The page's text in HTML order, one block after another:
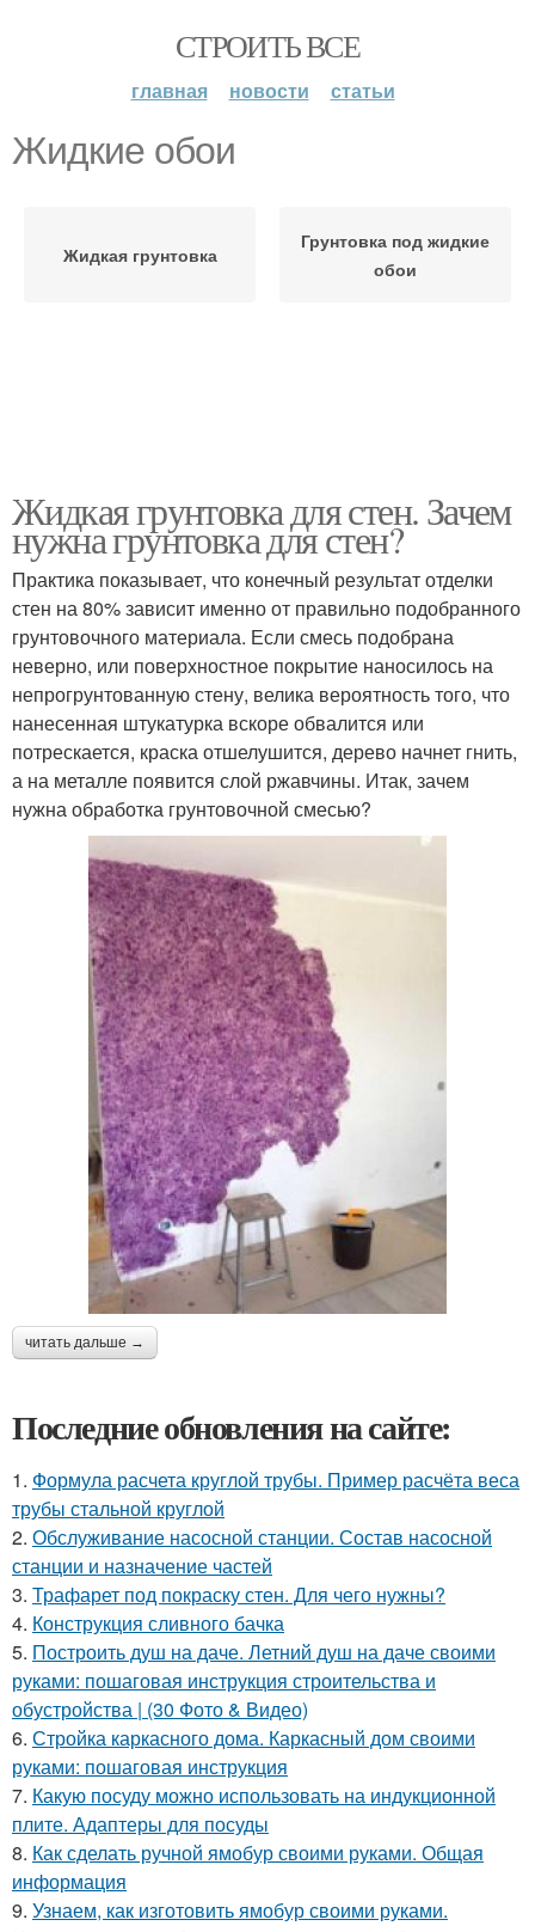
СТРОИТЬ ВСЕ
главная новости статьи
Жидкие обои
Жидкая грунтовка
Грунтовка под жидкие
обои
Жидкая грунтовка для стен. Зачем
нужна грунтовка для стен?
Практика показывает, что конечный результат отделки
стен на 80% зависит именно от правильно подобранного
грунтовочного материала. Если смесь подобрана
неверно, или поверхностное покрытие наносилось на
непрогрунтованную стену, велика вероятность того, что
нанесенная штукатурка вскоре обвалится или
потрескается, краска отшелушится, дерево начнет гнить,
а на металле появится слой ржавчины. Итак, зачем
нужна обработка грунтовочной смесью?
читать дальше →
Последние обновления на сайте:
1. Формула расчета круглой трубы. Пример расчёта веса
трубы стальной круглой
2. Обслуживание насосной станции. Состав насосной
станции и назначение частей
3. Трафарет под покраску стен. Для чего нужны?
4. Конструкция сливного бачка
5. Построить душ на даче. Летний душ на даче своими
руками: пошаговая инструкция строительства и
обустройства | (30 Фото & Видео)
6. Стройка каркасного дома. Каркасный дом своими
руками: пошаговая инструкция
7. Какую посуду можно использовать на индукционной
плите. Адаптеры для посуды
8. Как сделать ручной ямобур своими руками. Общая
информация
9. Узнаем, как изготовить ямобур своими руками.